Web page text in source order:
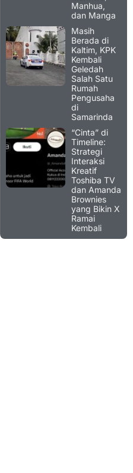
Manhua,
dan Manga
Masih
Berada di
Kaltim, KPK
Kembali
Geledah
Salah Satu
Rumah
Pengusaha
di
Samarinda
“Cinta” di
Timeline:
Strategi
Interaksi
Kreatif
Toshiba TV
dan Amanda
Brownies
yang Bikin X
Ramai
Kembali